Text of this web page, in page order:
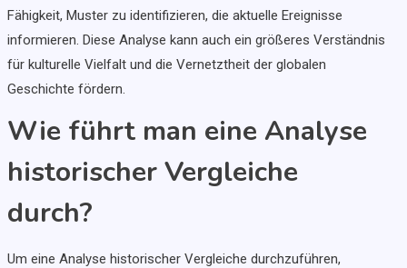
Fähigkeit, Muster zu identifizieren, die aktuelle Ereignisse
informieren. Diese Analyse kann auch ein größeres Verständnis
für kulturelle Vielfalt und die Vernetztheit der globalen
Geschichte fördern.
Wie führt man eine Analyse
historischer Vergleiche
durch?
Um eine Analyse historischer Vergleiche durchzuführen,